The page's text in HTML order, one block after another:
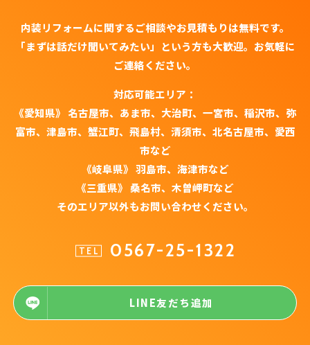
内装リフォームに関するご相談やお見積もりは無料です。
「まずは話だけ聞いてみたい」という方も大歓迎。お気軽に
ご連絡ください。
対応可能エリア：
《愛知県》 名古屋市、あま市、大治町、一宮市、稲沢市、弥
富市、津島市、蟹江町、飛島村、清須市、北名古屋市、愛西
市など
《岐阜県》 羽島市、海津市など
《三重県》 桑名市、木曽岬町など
そのエリア以外もお問い合わせください。
TEL 0567-25-1322
LINE友だち追加